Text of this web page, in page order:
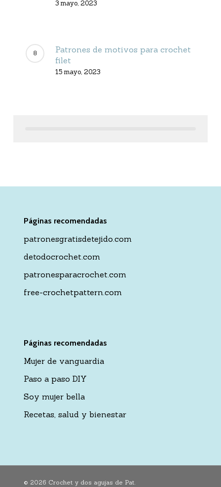
3 mayo, 2023
Patrones de motivos para crochet
filet
15 mayo, 2023
Páginas recomendadas
patronesgratisdetejido.com
detodocrochet.com
patronesparacrochet.com
free-crochetpattern.com
Páginas recomendadas
Mujer de vanguardia
Paso a paso DIY
Soy mujer bella
Recetas, salud y bienestar
© 2026 Crochet y dos agujas de Pat.